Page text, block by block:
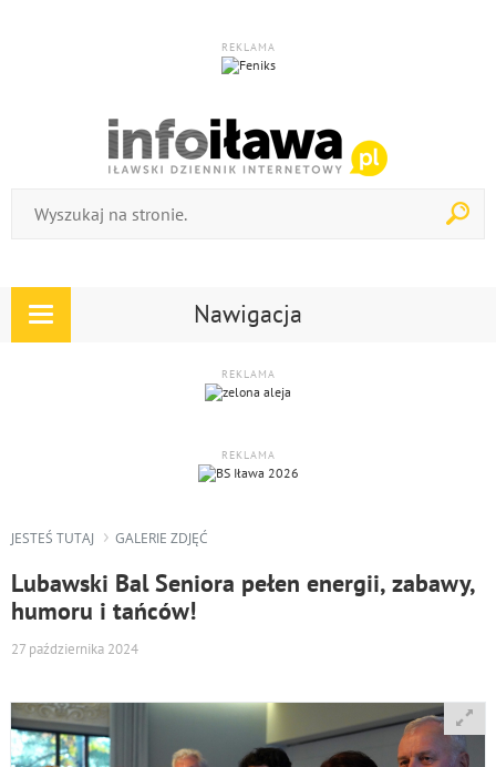
REKLAMA
Nawigacja
Rozwiń
REKLAMA
REKLAMA
JESTEŚ TUTAJ GALERIE ZDJĘĆ
Lubawski Bal Seniora pełen energii, zabawy,
humoru i tańców!
27 października 2024